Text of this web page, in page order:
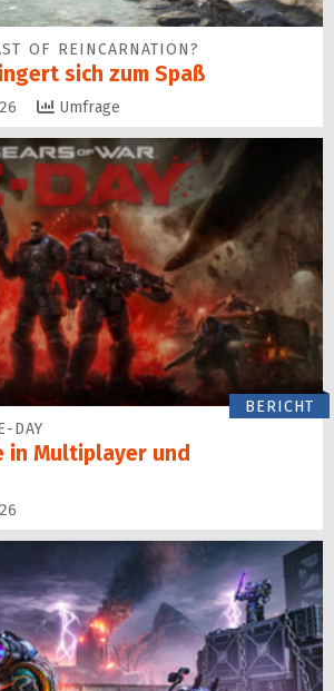
OF REINCARNATION?
sich zum Spaß
Umfrage
BERICHT
DAY
in Multiplayer und